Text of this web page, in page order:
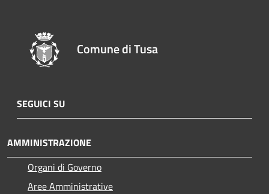
Comune di Tusa
SEGUICI SU
AMMINISTRAZIONE
Organi di Governo
Aree Amministrative